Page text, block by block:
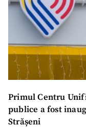
Primul Centru
publice a fost
Strășeni